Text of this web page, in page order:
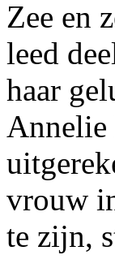
Zee en
leed
haar
Annelie
vrouw
te zijn,